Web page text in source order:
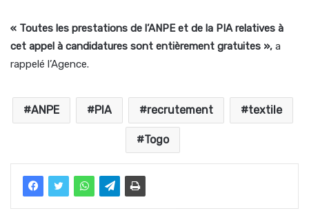
« Toutes les prestations de l’ANPE et de la PIA relatives à
cet appel à candidatures sont entièrement gratuites », a
rappelé l’Agence.
ANPE PIA recrutement textile
Togo